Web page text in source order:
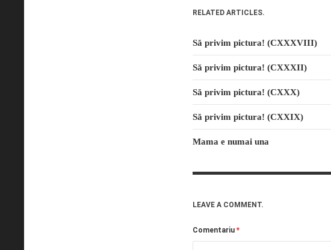
RELATED ARTICLES.
Să privim pictura! (CXXXVIII)
Să privim pictura! (CXXXII)
Să privim pictura! (CXXX)
Să privim pictura! (CXXIX)
Mama e numai una
LEAVE A COMMENT.
Comentariu *